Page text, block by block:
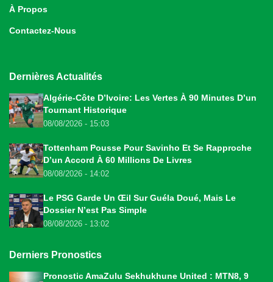
À Propos
Contactez-Nous
Dernières Actualités
Algérie-Côte D’Ivoire: Les Vertes À 90 Minutes D’un
Tournant Historique
08/08/2026 - 15:03
Tottenham Pousse Pour Savinho Et Se Rapproche
D’un Accord À 60 Millions De Livres
08/08/2026 - 14:02
Le PSG Garde Un Œil Sur Guéla Doué, Mais Le
Dossier N’est Pas Simple
08/08/2026 - 13:02
Derniers Pronostics
Pronostic AmaZulu Sekhukhune United : MTN8, 9